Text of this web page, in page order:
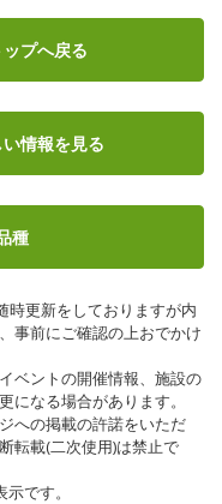
プへ戻る
情報を見る
種
更新をしておりますが内
事前にご確認の上おでかけ
ベントの開催情報、施設の
になる場合があります。
への掲載の許諾をいただ
転載(二次使用)は禁止で
です。